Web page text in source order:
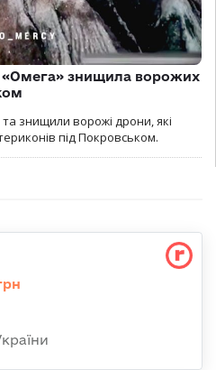
«Омега» знищила ворожих
знищили ворожі дрони, які
під Покровськом.